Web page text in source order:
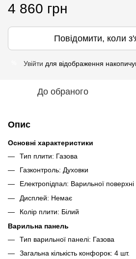
4 860 грн
Повідомити, коли
Увійти для відображення
До обраного
Опис
Основні характеристики
Тип плити: Газова
Газконтроль: Духовки
Електропідпал: Варильної поверхні
Дисплей: Немає
Колір плити: Білий
Варильна панель
Тип варильної панелі: Газова
Загальна кількість конфорок: 4 шт.